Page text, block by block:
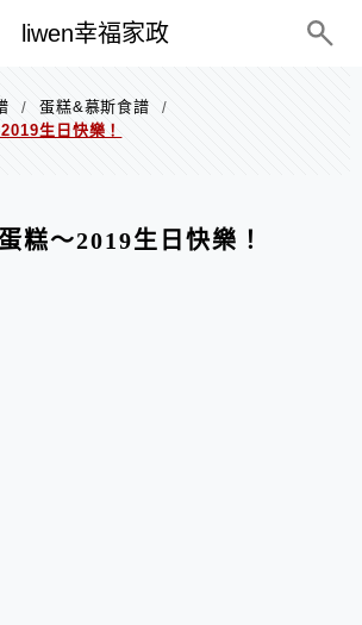
liwen幸福家政
/ 蛋糕&慕斯食譜
/
生日快樂！
糕～2019生日快樂！